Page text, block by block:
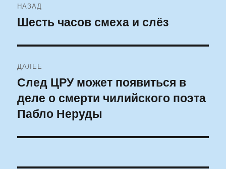
по
НАЗАД
Предыдущая
Шесть часов смеха и слёз
ДАЛЕЕ
Следующая
запись:
След ЦРУ может появиться в
деле о смерти чилийского поэта
Пабло Неруды